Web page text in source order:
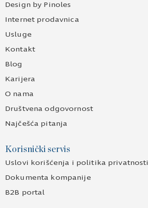
Design by Pinoles
Internet prodavnica
Usluge
Kontakt
Blog
Karijera
O nama
Društvena odgovornost
Najčešća pitanja
Korisnički servis
Uslovi korišćenja i politika privatnosti
Dokumenta kompanije
B2B portal